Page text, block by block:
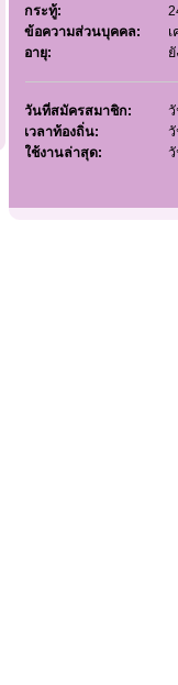
landmark4598
กระทู้:
ข้อความส่วนบุคคล:
อายุ:
วันที่สมัครสมาชิก:
เวลาท้องถิ่น:
ใช้งานล่าสุด: